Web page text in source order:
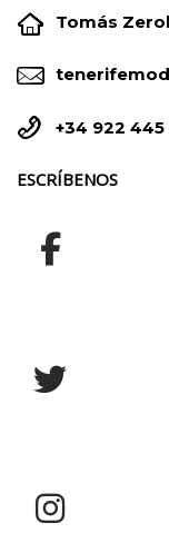

 Tomás



 +34 922 445
ESCRÍBENOS